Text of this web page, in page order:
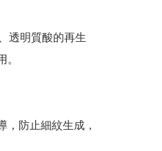
透明質酸的再生
。
，防止細紋生成，